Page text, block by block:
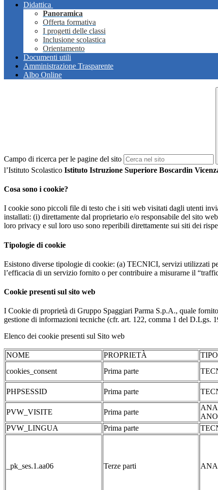
Didattica
Panoramica
Offerta formativa
I progetti delle classi
Inclusione scolastica
Orientamento
Documenti utili
Amministrazione Trasparente
Albo Online
Campo di ricerca per le pagine del sito
l’Istituto Scolastico Istituto Istruzione Superiore Boscardin
Cosa sono i cookie?
I cookie sono piccoli file di testo che i siti web visitati dagli utenti
installati: (i) direttamente dal proprietario e/o responsabile del sito
loro privacy e sul loro uso sono reperibili direttamente sui siti dei
Tipologie di cookie
Esistono diverse tipologie di cookie: (a) TECNICI, servizi utilizzati
l’efficacia di un servizio fornito o per contribuire a misurarne il
Cookie presenti sul sito web
I Cookie di proprietà di Gruppo Spaggiari Parma S.p.A., quale
gestione di informazioni tecniche (cfr. art. 122, comma 1 del D.Lgs.
Elenco dei cookie presenti sul Sito web
NOME PROPRIETÀ
cookies_consent
Prima parte
PHPSESSID Prima parte
PVW_VISITE Prima parte
PVW_LINGUA
Prima parte
_pk_ses.1.aa06 Terze parti